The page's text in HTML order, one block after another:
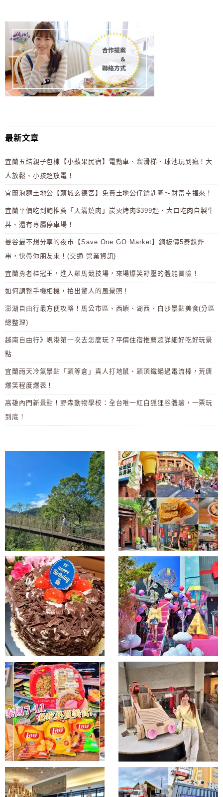
最新文章
宜蘭五結親子包棟【小蘋果民宿】電動車、溜滑梯、球池玩到瘋！大
人放鬆、小孩超放電！
宜蘭泡麵土地公【頭城玄德宮】免費土地公仔鑰匙圈～財富幸福來！
宜蘭平價吃到飽推薦「天滿燒肉」炭火烤肉$399起、大口吃肉自製牛
丼、還有專屬停車場！
曼谷最不想分享的夜市【Save One GO Market】銅板價5泰銖炸
串，快帶你朋友來！(交通.營業資訊)
宜蘭勇者桂冠王，進入羅馬競技場，來場爆笑舒壓的體能冒險！
如何調整手機相機，拍出驚人的風景照！
澎湖自由行最方便攻略！馬公市區、西嶼、湖西、白沙景點美食(分區
總整理)
越南自由行》峴港第一次去怎麼玩？平價住宿推薦超詳細好吃好玩景
點
宜蘭雨天冷氣景點「頭等倉」真人打地鼠、頭頂鐵鍋過電流棒，荒唐
爆笑程度爆表！
高雄內門新景點！野森動物學校：全台唯一紅白狐狸谷體驗，一票玩
到底！